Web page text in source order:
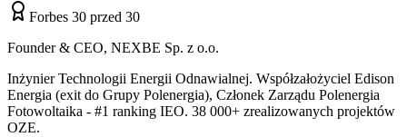
Forbes 30 przed 30
Founder & CEO, NEXBE Sp. z o.o.
Inżynier Technologii Energii Odnawialnej. Współzałożyciel Edison
Energia (exit do Grupy Polenergia), Członek Zarządu Polenergia
Fotowoltaika - #1 ranking IEO. 38 000+ zrealizowanych projektów
OZE.